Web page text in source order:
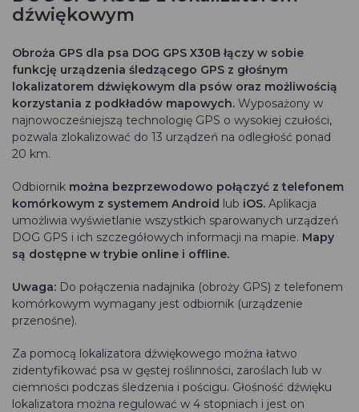
dźwiękowym
Obroża GPS dla psa DOG GPS X30B łączy w sobie
funkcję urządzenia śledzącego GPS z głośnym
lokalizatorem dźwiękowym dla psów oraz możliwością
korzystania z podkładów mapowych. Wyposażony w
najnowocześniejszą technologię GPS o wysokiej czułości,
pozwala zlokalizować do 13 urządzeń na odległość ponad
20 km.
Odbiornik można bezprzewodowo połączyć z telefonem
komórkowym z systemem Android lub iOS. Aplikacja
umożliwia wyświetlanie wszystkich sparowanych urządzeń
DOG GPS i ich szczegółowych informacji na mapie. Mapy
są dostępne w trybie online i offline.
Uwaga: Do połączenia nadajnika (obroży GPS) z telefonem
komórkowym wymagany jest odbiornik (urządzenie
przenośne).
Za pomocą lokalizatora dźwiękowego można łatwo
zidentyfikować psa w gęstej roślinności, zaroślach lub w
ciemności podczas śledzenia i pościgu. Głośność dźwięku
lokalizatora można regulować w 4 stopniach i jest on